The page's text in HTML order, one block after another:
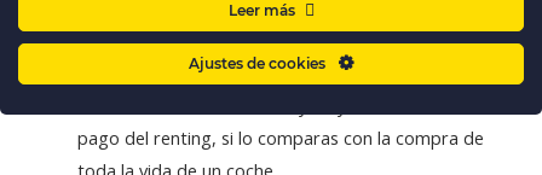
Si necesitas una algunos coches para tu PYME, en
PuroRenting te ofrecemos las siguientes ventajas:
pago del renting, si lo comparas con la compra de
toda la vida de un coche
Leer más
Ajustes de cookies